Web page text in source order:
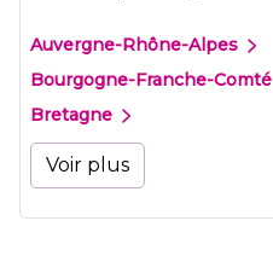
Auvergne-Rhône-Alpes
Bourgogne-Franche-Comté
Bretagne
Voir plus